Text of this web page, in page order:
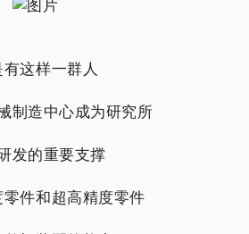
有这样一群人
制造中心成为研究所
发的重要支撑
件和超高精度零件